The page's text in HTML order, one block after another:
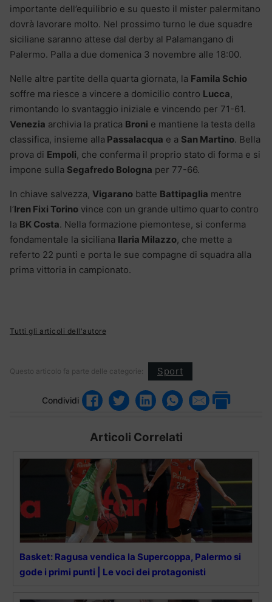
importante dell’equilibrio e su questo il mister palermitano
dovrà lavorare molto. Nel prossimo turno le due squadre
siciliane saranno attese dal derby al Palamangano di
Palermo. Palla a due domenica 3 novembre alle 18:00.
Nelle altre partite della quarta giornata, la Famila Schio
soffre ma riesce a vincere a domicilio contro Lucca,
rimontando lo svantaggio iniziale e vincendo per 71-61.
Venezia archivia la pratica Broni e mantiene la testa della
classifica, insieme alla Passalacqua e a San Martino. Bella
prova di Empoli, che conferma il proprio stato di forma e si
impone sulla Segafredo Bologna per 77-66.
In chiave salvezza, Vigarano batte Battipaglia mentre
l’Iren Fixi Torino vince con un grande ultimo quarto contro
la BK Costa. Nella formazione piemontese, si conferma
fondamentale la siciliana Ilaria Milazzo, che mette a
referto 22 punti e porta le sue compagne di squadra alla
prima vittoria in campionato.
Tutti gli articoli dell'autore
Questo articolo fa parte delle categorie: Sport
Condividi
Articoli Correlati
Basket: Ragusa vendica la Supercoppa, Palermo si
gode i primi punti | Le voci dei protagonisti